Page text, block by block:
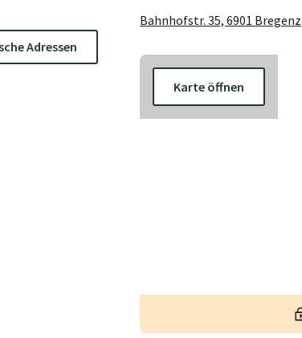
Adressen
Bahnhofstr. 35, 6901 Bregenz
Karte öffnen